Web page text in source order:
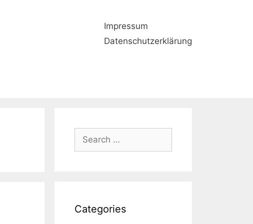
Impressum
Datenschutzerklärung
Search
for:
Categories